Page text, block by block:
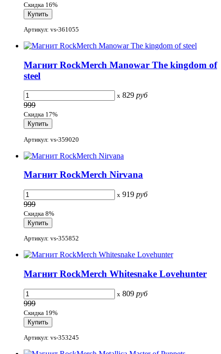
Скидка 16%
Артикул: vs-361055
Магнит RockMerch Manowar The kingdom of
steel
x 829 руб
999
Скидка 17%
Артикул: vs-359020
Магнит RockMerch Nirvana
x 919 руб
999
Скидка 8%
Артикул: vs-355852
Магнит RockMerch Whitesnake Lovehunter
x 809 руб
999
Скидка 19%
Артикул: vs-353245